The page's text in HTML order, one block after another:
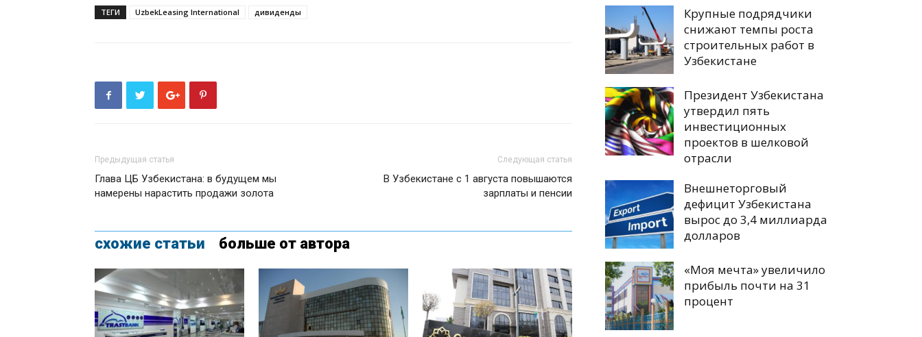
ТЕГИ UzbekLeasing International дивиденды
Предыдущая статья
Глава ЦБ Узбекистана: в будущем мы
намерены нарастить продажи золота
Следующая статья
В Узбекистане с 1 августа повышаются
зарплаты и пенсии
схожие статьи больше от автора
Крупные подрядчики
снижают темпы роста
строительных работ в
Узбекистане
Президент Узбекистана
утвердил пять
инвестиционных
проектов в шелковой
отрасли
Внешнеторговый
дефицит Узбекистана
вырос до 3,4 миллиарда
долларов
«Моя мечта» увеличило
прибыль почти на 31
процент